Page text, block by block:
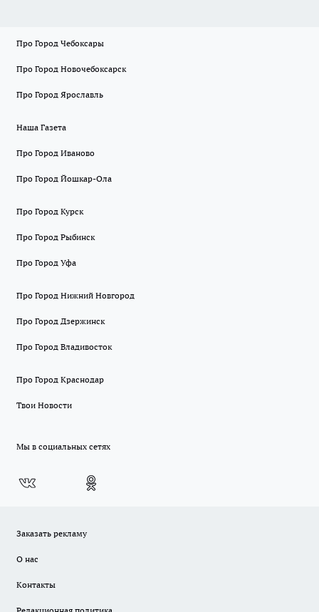
Про Город Чебоксары
Про Город Новочебоксарск
Про Город Ярославль
Наша Газета
Про Город Иваново
Про Город Йошкар-Ола
Про Город Курск
Про Город Рыбинск
Про Город Уфа
Про Город Нижний Новгород
Про Город Дзержинск
Про Город Владивосток
Про Город Краснодар
Твои Новости
Мы в социальных сетях
Заказать рекламу
О нас
Контакты